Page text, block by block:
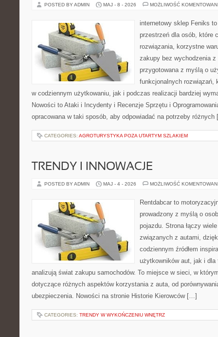
POSTED BY ADMIN MAJ - 8 - 2026 MOŻLIWOŚĆ
internetowy sklep Feniks
przestrzeń dla osób, które
rozwiązania, korzystne
zakupy bez wychodzenia z
przygotowana z myślą o
funkcjonalnych rozwiązań,
w codziennym użytkowaniu, jak i podczas realizacji bardziej
Nowości to Ataki i Incydenty i Recenzje Sprzętu i
opracowana w taki sposób, aby odpowiadać na potrzeby
CATEGORIES: AGROTURYSTYKA POZA UTARTYM SZLAKIEM
TRENDY I INNOWACJE
POSTED BY ADMIN MAJ - 4 - 2026 MOŻLIWOŚĆ
Rentdabcar to
prowadzony z myślą o
pojazdu. Strona łączy
związanych z autami,
codziennym źródłem
użytkowników aut, jak i
analizują świat zakupu samochodów. To miejsce w sieci, w
dotyczące różnych aspektów korzystania z auta, od
ubezpieczenia. Nowości na stronie Historie Kierowców […]
CATEGORIES: TRENDY W WYKOŃCZENIU WNĘTRZ